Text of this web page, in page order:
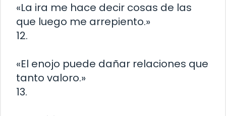
«La ira me hace decir cosas de las
que luego me arrepiento.»
12.
«El enojo puede dañar relaciones que
tanto valoro.»
13.